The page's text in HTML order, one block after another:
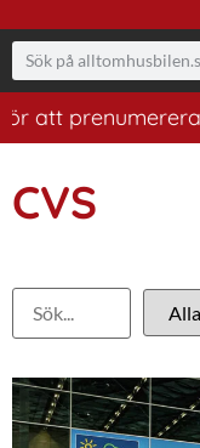
prenumerera
CVS